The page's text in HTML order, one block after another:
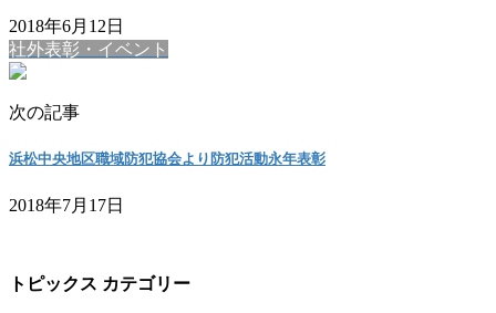
2018年6月12日
社外表彰・イベント
次の記事
浜松中央地区職域防犯協会より防犯活動永年表彰
2018年7月17日
トピックス カテゴリー